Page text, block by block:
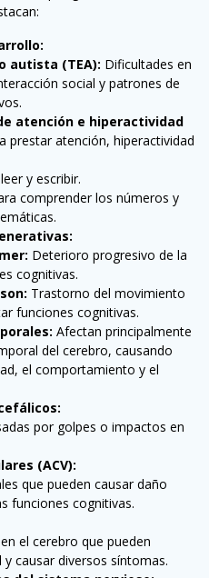
autista (TEA): Dificultades en
social y patrones de
atención e hiperactividad
prestar atención, hiperactividad
y escribir.
comprender los números y
Deterioro progresivo de la
cognitivas.
Trastorno del movimiento
funciones cognitivas.
Afectan principalmente
del cerebro, causando
el comportamiento y el
por golpes o impactos en
(ACV):
que pueden causar daño
funciones cognitivas.
el cerebro que pueden
causar diversos síntomas.